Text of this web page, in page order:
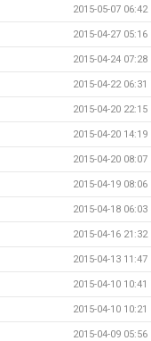
2015-05-07 06:42
2015-04-27 05:16
2015-04-24 07:28
2015-04-22 06:31
2015-04-20 22:15
2015-04-20 14:19
2015-04-20 08:07
2015-04-19 08:06
2015-04-18 06:03
2015-04-16 21:32
2015-04-13 11:47
2015-04-10 10:41
2015-04-10 10:21
2015-04-09 05:56